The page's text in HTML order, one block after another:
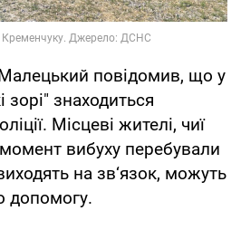
повідомив, що у
зорі" знаходиться
Місцеві жителі, чиї
вибуху перебували
на зв‘язок, можуть
допомогу.